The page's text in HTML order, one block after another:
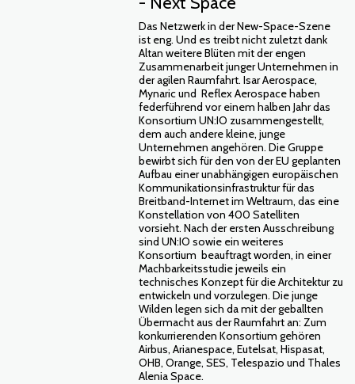
Das Netzwerk in der New-Space-Szene
ist eng. Und es treibt nicht zuletzt dank
Altan weitere Blüten mit der engen
Zusammenarbeit junger Unternehmen in
der agilen Raumfahrt. Isar Aerospace,
Mynaric und Reflex Aerospace haben
federführend vor einem halben Jahr das
Konsortium UN:IO zusammengestellt,
dem auch andere kleine, junge
Unternehmen angehören. Die Gruppe
bewirbt sich für den von der EU geplanten
Aufbau einer unabhängigen europäischen
Kommunikationsinfrastruktur für das
Breitband-Internet im Weltraum, das eine
Konstellation von 400 Satelliten
vorsieht. Nach der ersten Ausschreibung
sind UN:IO sowie ein weiteres
Konsortium beauftragt worden, in einer
Machbarkeitsstudie jeweils ein
technisches Konzept für die Architektur zu
entwickeln und vorzulegen. Die junge
Wilden legen sich da mit der geballten
Übermacht aus der Raumfahrt an: Zum
konkurrierenden Konsortium gehören
Airbus, Arianespace, Eutelsat, Hispasat,
OHB, Orange, SES, Telespazio und Thales
Alenia Space.